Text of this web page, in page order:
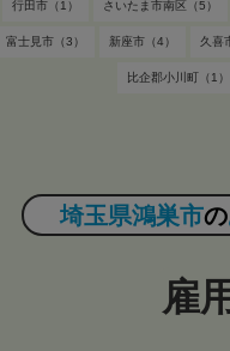
行田市（1） さいたま市南区（5）
富士見市（3） 新座市（4） 久喜
比企郡小川町（1）
埼玉県鴻巣市の
雇